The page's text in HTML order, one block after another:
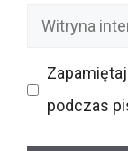
Witryna
podczas